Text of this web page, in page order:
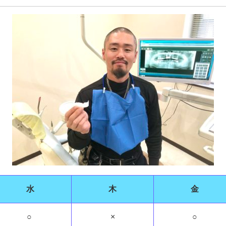
水 木 金
○ × ○